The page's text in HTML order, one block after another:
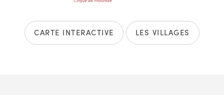
CARTE INTERACTIVE LES VILLAGES